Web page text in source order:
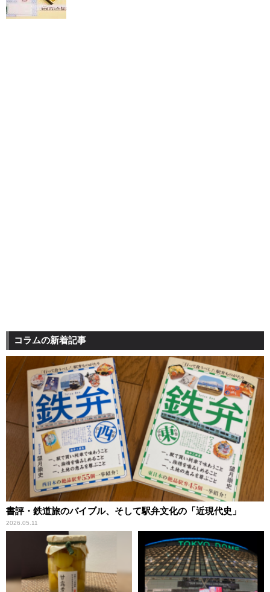
コラムの新着記事
書評・鉄道旅のバイブル、そして駅弁文化の「近現代史」
2026.05.11